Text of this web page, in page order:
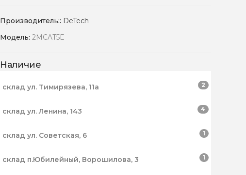
Производитель:: DeTech
Модель:2MCAT5E
Наличие
склад ул. Тимирязева, 11а 2
склад ул. Ленина, 143 4
склад ул. Советская, 6 1
склад п.Юбилейный, Ворошилова, 3 1